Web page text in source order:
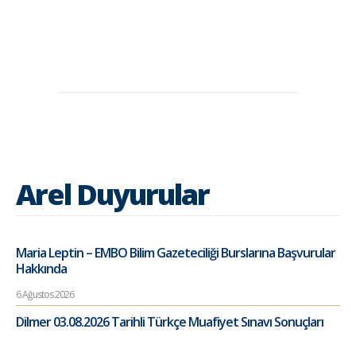
Arel Duyurular
Maria Leptin – EMBO Bilim Gazeteciliği Burslarına Başvurular
Hakkında
6 Ağustos 2026
Dilmer 03.08.2026 Tarihli Türkçe Muafiyet Sınavı Sonuçları